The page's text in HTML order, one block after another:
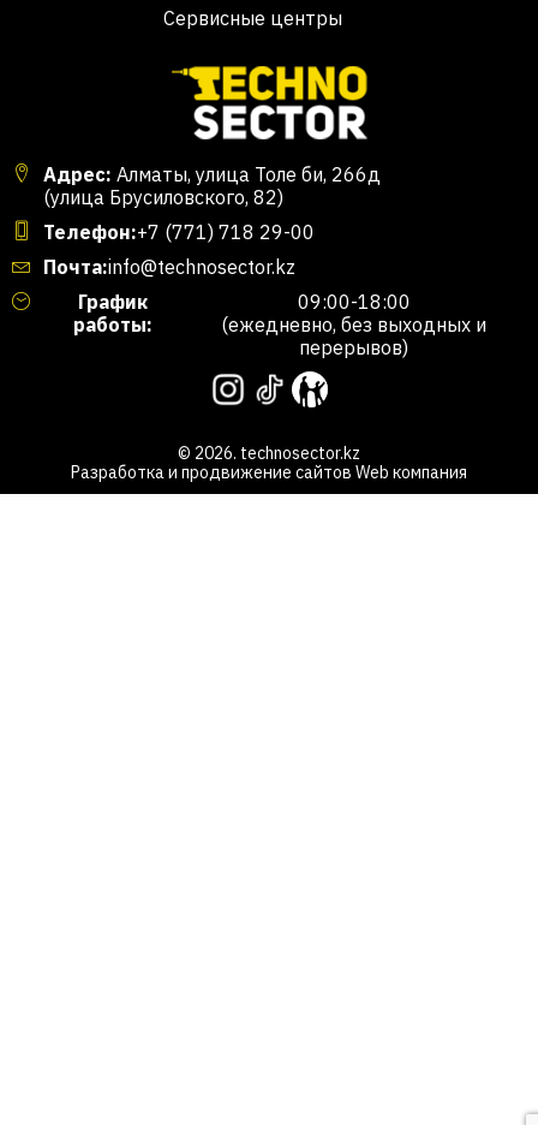
Сервисные центры
Адрес: Алматы, улица Толе би, 266д
(улица Брусиловского, 82)
Телефон:+7 (771) 718 29-00
Почта:info@technosector.kz
График
работы:
09:00-18:00
(ежедневно, без выходных и
перерывов)
© 2026. technosector.kz
Разработка и продвижение сайтов Web компания